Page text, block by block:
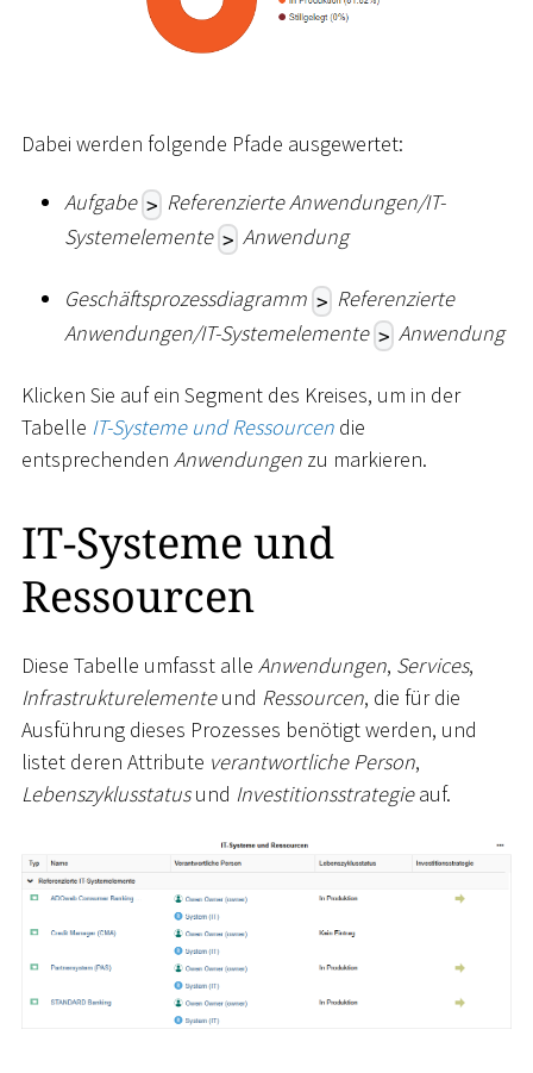
Dabei werden folgende Pfade ausgewertet:
Aufgabe > Referenzierte Anwendungen/IT-
Systemelemente > Anwendung
Geschäftsprozessdiagramm > Referenzierte
Anwendungen/IT-Systemelemente > Anwendung
Klicken Sie auf ein Segment des Kreises, um in der
Tabelle IT-Systeme und Ressourcen die
entsprechenden Anwendungen zu markieren.
IT-Systeme und
Ressourcen
Diese Tabelle umfasst alle Anwendungen, Services,
Infrastrukturelementeund Ressourcen, die für die
Ausführung dieses Prozesses benötigt werden, und
listet deren Attribute verantwortliche Person,
Lebenszyklusstatusund Investitionsstrategieauf.